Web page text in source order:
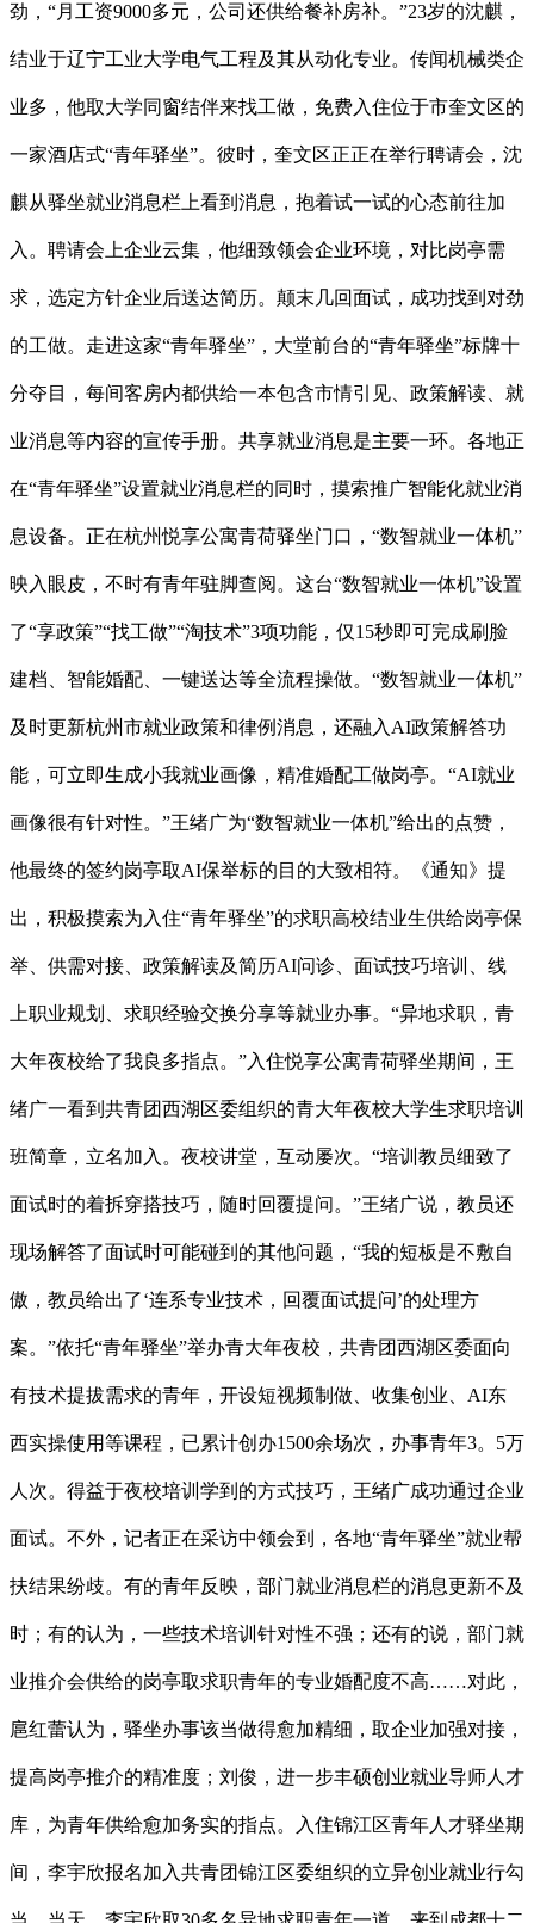
劲，“月工资9000多元，公司还供给餐补房补。”23岁的沈麒，
结业于辽宁工业大学电气工程及其从动化专业。传闻机械类企
业多，他取大学同窗结伴来找工做，免费入住位于市奎文区的
一家酒店式“青年驿坐”。彼时，奎文区正正在举行聘请会，沈
麒从驿坐就业消息栏上看到消息，抱着试一试的心态前往加
入。聘请会上企业云集，他细致领会企业环境，对比岗亭需
求，选定方针企业后送达简历。颠末几回面试，成功找到对劲
的工做。走进这家“青年驿坐”，大堂前台的“青年驿坐”标牌十
分夺目，每间客房内都供给一本包含市情引见、政策解读、就
业消息等内容的宣传手册。共享就业消息是主要一环。各地正
在“青年驿坐”设置就业消息栏的同时，摸索推广智能化就业消
息设备。正在杭州悦享公寓青荷驿坐门口，“数智就业一体机”
映入眼皮，不时有青年驻脚查阅。这台“数智就业一体机”设置
了“享政策”“找工做”“淘技术”3项功能，仅15秒即可完成刷脸
建档、智能婚配、一键送达等全流程操做。“数智就业一体机”
及时更新杭州市就业政策和律例消息，还融入AI政策解答功
能，可立即生成小我就业画像，精准婚配工做岗亭。“AI就业
画像很有针对性。”王绪广为“数智就业一体机”给出的点赞，
他最终的签约岗亭取AI保举标的目的大致相符。《通知》提
出，积极摸索为入住“青年驿坐”的求职高校结业生供给岗亭保
举、供需对接、政策解读及简历AI问诊、面试技巧培训、线
上职业规划、求职经验交换分享等就业办事。“异地求职，青
大年夜校给了我良多指点。”入住悦享公寓青荷驿坐期间，王
绪广一看到共青团西湖区委组织的青大年夜校大学生求职培训
班简章，立名加入。夜校讲堂，互动屡次。“培训教员细致了
面试时的着拆穿搭技巧，随时回覆提问。”王绪广说，教员还
现场解答了面试时可能碰到的其他问题，“我的短板是不敷自
傲，教员给出了‘连系专业技术，回覆面试提问’的处理方
案。”依托“青年驿坐”举办青大年夜校，共青团西湖区委面向
有技术提拔需求的青年，开设短视频制做、收集创业、AI东
西实操使用等课程，已累计创办1500余场次，办事青年3。5万
人次。得益于夜校培训学到的方式技巧，王绪广成功通过企业
面试。不外，记者正在采访中领会到，各地“青年驿坐”就业帮
扶结果纷歧。有的青年反映，部门就业消息栏的消息更新不及
时；有的认为，一些技术培训针对性不强；还有的说，部门就
业推介会供给的岗亭取求职青年的专业婚配度不高……对此，
扈红蕾认为，驿坐办事该当做得愈加精细，取企业加强对接，
提高岗亭推介的精准度；刘俊，进一步丰硕创业就业导师人才
库，为青年供给愈加务实的指点。入住锦江区青年人才驿坐期
间，李宇欣报名加入共青团锦江区委组织的立异创业就业行勾